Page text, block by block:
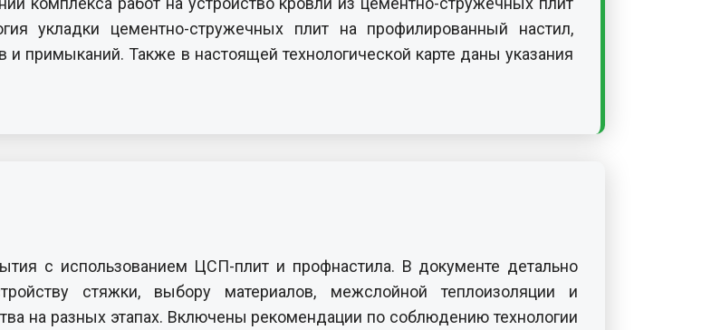
укладки цементно-стружечных плит на профилированный настил,
примыканий. Также в настоящей технологической карте даны указания
с использованием ЦСП-плит и профнастила. В документе детально
стяжки, выбору материалов, межслойной теплоизоляции и
на разных этапах. Включены рекомендации по соблюдению технологии